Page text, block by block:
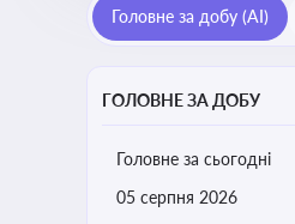
Головне за добу (AI)
ГОЛОВНЕ ЗА ДОБУ
Головне за сьогодні
05 серпня 2026